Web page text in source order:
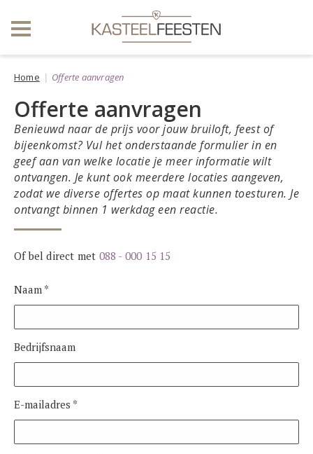
Home Offerte aanvragen
Offerte aanvragen
Benieuwd naar de prijs voor jouw bruiloft, feest of
bijeenkomst? Vul het onderstaande formulier in en
geef aan van welke locatie je meer informatie wilt
ontvangen. Je kunt ook meerdere locaties aangeven,
zodat we diverse offertes op maat kunnen toesturen. Je
ontvangt binnen 1 werkdag een reactie.
Of bel direct met 088 - 000 15 15
Naam *
Bedrijfsnaam
E-mailadres *